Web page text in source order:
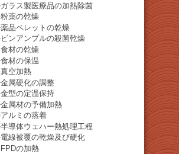
ガラス製医療品の加熱除菌
粉薬の乾燥
薬品ペレットの乾燥
ビンアンプルの殺菌乾燥
食材の乾燥
食材の保温
真空加熱
金属硬化の調整
金型の定温保持
金属材の予備加熱
アルミの蒸着
半導体ウェハー熱処理工程
電線被覆の乾燥及び硬化
FPDの加熱